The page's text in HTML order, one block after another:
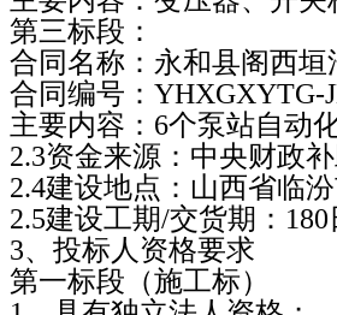
第三标段：
合同名称：永和县阁西
合同编号： YHXGXYTG-
主要内容： 6个泵站自动
2.3资金来源：中央财政补
2.4建设地点：山西省临汾
2.5建设工期/交货期： 180
3、投标人资格要求
第一标段（施工标）